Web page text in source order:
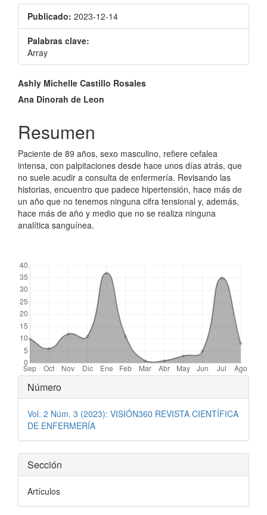
Publicado: 2023-12-14
Palabras clave:
Array
Contenido
principal
del
artículo
Ashly Michelle Castillo Rosales
Ana Dinorah de Leon
Resumen
Paciente de 89 años, sexo masculino, refiere cefalea
intensa, con palpitaciones desde hace unos días atrás, que
no suele acudir a consulta de enfermería. Revisando las
historias, encuentro que padece hipertensión, hace más de
un año que no tenemos ninguna cifra tensional y, además,
hace más de año y medio que no se realiza ninguna
analítica sanguínea.
Detalles
del
artículo
Número
Vol. 2 Núm. 3 (2023): VISIÓN360 REVISTA CIENTÍFICA
DE ENFERMERÍA
Sección
Artículos